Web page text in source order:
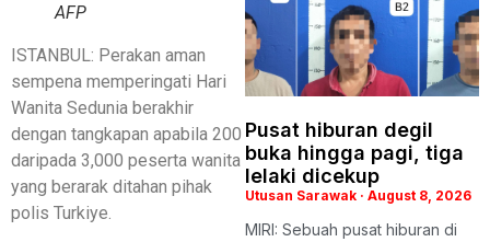
AFP
ISTANBUL: Perakan aman
sempena memperingati Hari
Wanita Sedunia berakhir
dengan tangkapan apabila 200
daripada 3,000 peserta wanita
yang berarak ditahan pihak
polis Turkiye.
Pusat hiburan degil
buka hingga pagi, tiga
lelaki dicekup
Utusan Sarawak August 8, 2026
MIRI: Sebuah pusat hiburan di